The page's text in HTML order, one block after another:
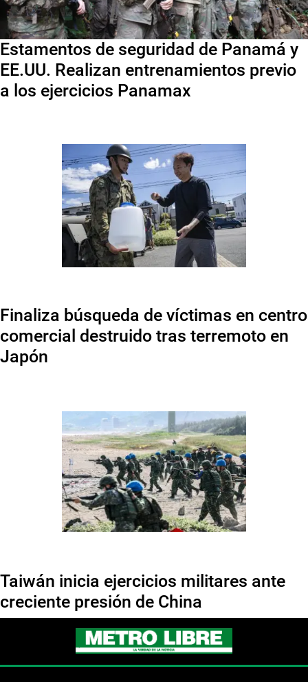
Estamentos de seguridad de Panamá y
EE.UU. Realizan entrenamientos previo
a los ejercicios Panamax
Finaliza búsqueda de víctimas en centro
comercial destruido tras terremoto en
Japón
Taiwán inicia ejercicios militares ante
creciente presión de China